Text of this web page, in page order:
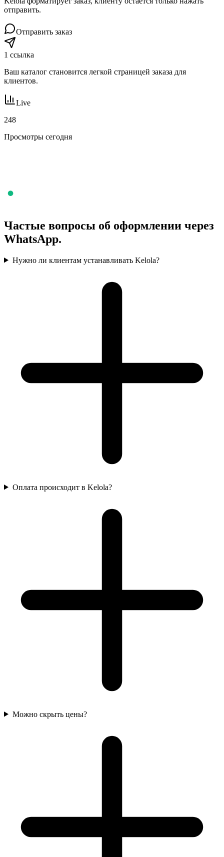
отправить.
Отправить заказ
1 ссылка
Ваш каталог становится легкой страницей заказа для
клиентов.
Live
248
Просмотры сегодня
Частые вопросы об оформлении через
WhatsApp.
Нужно ли клиентам устанавливать Kelola?
Оплата происходит в Kelola?
Можно скрыть цены?